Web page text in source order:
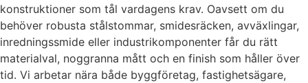
konstruktioner som tål vardagens krav. Oavsett om du
behöver robusta stålstommar, smidesräcken, avväxlingar,
inredningssmide eller industrikomponenter får du rätt
materialval, noggranna mått och en finish som håller över
tid. Vi arbetar nära både byggföretag, fastighetsägare,